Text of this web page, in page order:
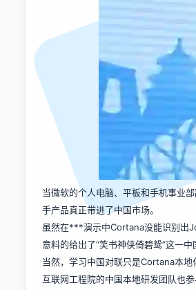
当微软的个人电脑、平板和手机事业
手产品真正带进了中国市场。
虽然在***演示中Cortana没能识别出
意料的给出了“笑书神侠倚碧鸳”这一中
当然，学习中国对联只是Cortana本地
互联网工程院的中国本地研发团队也